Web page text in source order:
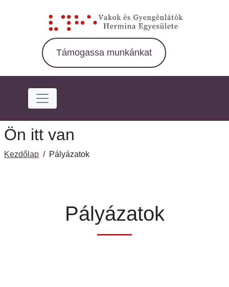
Támogassa munkánkat
Ön itt van
Kezdőlap /Pályázatok
Pályázatok